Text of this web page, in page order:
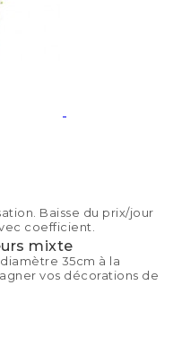
Baisse du prix/jour
coefficient.
mixte
35cm à la
vos décorations de